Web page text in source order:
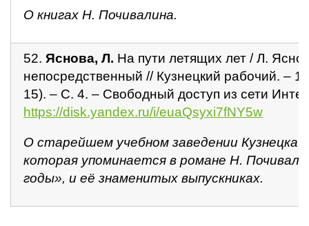
О книгах Н. Почивалина.
52. Яснова, Л. На пути летящих лет / Л.
непосредственный // Кузнецкий рабочий. –
15). – С. 4. – Свободный доступ из сети
https://disk.yandex.ru/i/euaQsyxi7fNY5w
О старейшем учебном заведении Кузнецка
которая упоминается в романе Н.
годы», и её знаменитых выпускниках.